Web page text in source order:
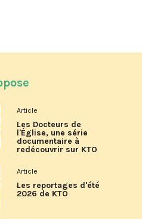
Article
Les Docteurs de
l'Église, une série
documentaire à
redécouvrir sur KTO
Article
Les reportages d'été
2026 de KTO